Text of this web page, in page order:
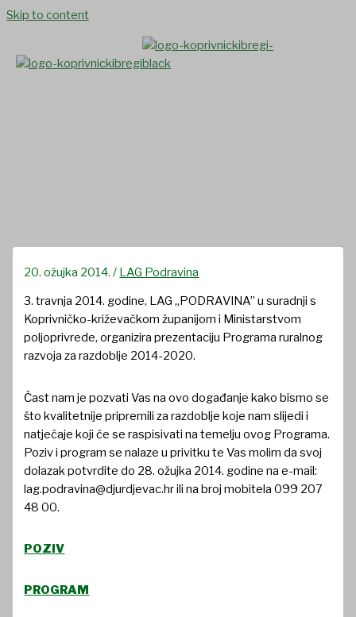
Skip to content
20. ožujka 2014./ LAG Podravina
3. travnja 2014. godine, LAG „PODRAVINA” u suradnji s
Koprivničko-križevačkom županijom i Ministarstvom
poljoprivrede, organizira prezentaciju Programa ruralnog
razvoja za razdoblje 2014-2020.
Čast nam je pozvati Vas na ovo događanje kako bismo se
što kvalitetnije pripremili za razdoblje koje nam slijedi i
natječaje koji će se raspisivati na temelju ovog Programa.
Poziv i program se nalaze u privitku te Vas molim da svoj
dolazak potvrdite do 28. ožujka 2014. godine na e-mail:
lag.podravina@djurdjevac.hr ili na broj mobitela 099 207
48 00.
POZIV
PROGRAM